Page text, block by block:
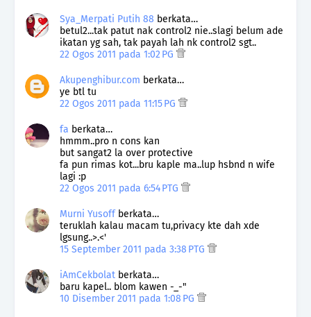
Sya_Merpati Putih 88 berkata…
betul2...tak patut nak control2 nie..slagi belum ade
ikatan yg sah, tak payah lah nk control2 sgt..
22 Ogos 2011 pada 1:02 PG
Akupenghibur.com berkata…
ye btl tu
22 Ogos 2011 pada 11:15 PG
fa berkata…
hmmm..pro n cons kan
but sangat2 la over protective
fa pun rimas kot...bru kaple ma..lup hsbnd n wife
lagi :p
22 Ogos 2011 pada 6:54 PTG
Murni Yusoffberkata…
teruklah kalau macam tu,privacy kte dah xde
lgsung..>.<'
15 September 2011 pada 3:38 PTG
iAmCekbolat berkata…
baru kapel.. blom kawen -_-"
10 Disember 2011 pada 1:08 PG